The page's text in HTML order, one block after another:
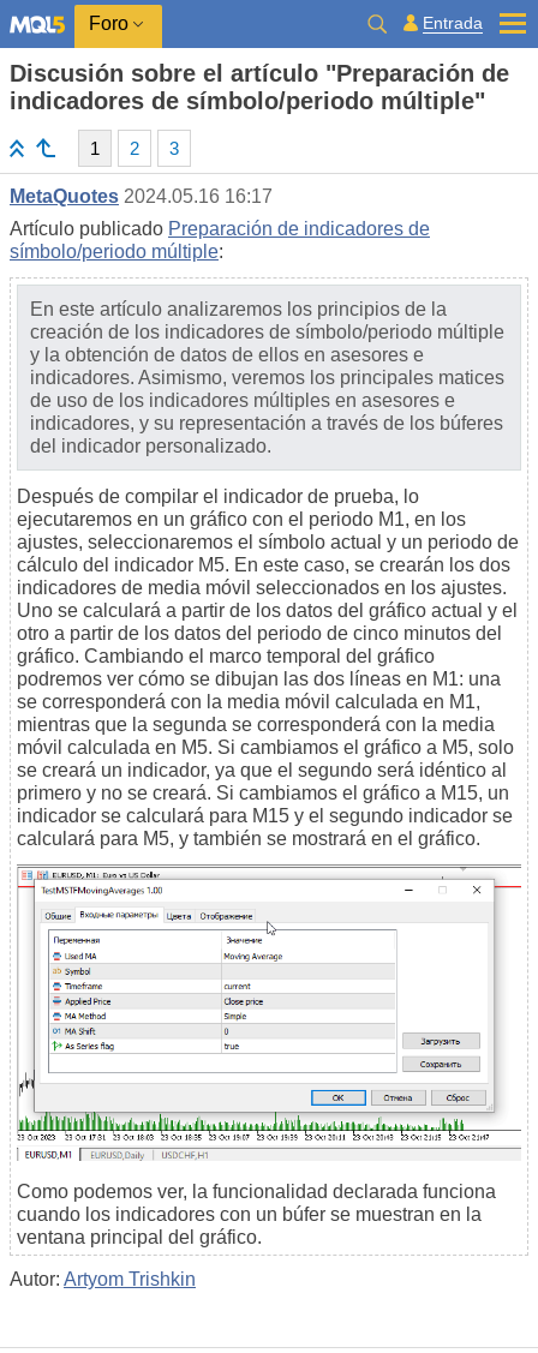
Foro Entrada
Discusión sobre el artículo "Preparación de
indicadores de símbolo/periodo múltiple"
1 2 3
MetaQuotes 2024.05.16 16:17
Artículo publicado Preparación de indicadores de
símbolo/periodo múltiple:
En este artículo analizaremos los principios de la
creación de los indicadores de símbolo/periodo múltiple
y la obtención de datos de ellos en asesores e
indicadores. Asimismo, veremos los principales matices
de uso de los indicadores múltiples en asesores e
indicadores, y su representación a través de los búferes
del indicador personalizado.
Después de compilar el indicador de prueba, lo
ejecutaremos en un gráfico con el periodo M1, en los
ajustes, seleccionaremos el símbolo actual y un periodo de
cálculo del indicador M5. En este caso, se crearán los dos
indicadores de media móvil seleccionados en los ajustes.
Uno se calculará a partir de los datos del gráfico actual y el
otro a partir de los datos del periodo de cinco minutos del
gráfico. Cambiando el marco temporal del gráfico
podremos ver cómo se dibujan las dos líneas en M1: una
se corresponderá con la media móvil calculada en M1,
mientras que la segunda se corresponderá con la media
móvil calculada en M5. Si cambiamos el gráfico a M5, solo
se creará un indicador, ya que el segundo será idéntico al
primero y no se creará. Si cambiamos el gráfico a M15, un
indicador se calculará para M15 y el segundo indicador se
calculará para M5, y también se mostrará en el gráfico.
Como podemos ver, la funcionalidad declarada funciona
cuando los indicadores con un búfer se muestran en la
ventana principal del gráfico.
Autor: Artyom Trishkin